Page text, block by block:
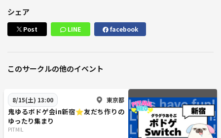
お酒で心の度数を合わせましょう！
(飲まなくてもいいけど)
普通のボードゲーム会やマダミス会とは
『第6回大人のマダミス会NEO～オトナの夜の部～』
50作品以上のマダミスから好きな作品を遊べます
🕰️開催日時🕰️
シェア
Post LINE facebook
このサークルの他のイベント
8/15(土) 13:00 東京都
鬼ゆるボドゲ会in新宿⭐友だち作りの
ゆったり集まり
PITMIL